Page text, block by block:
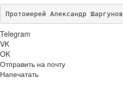
Протоиерей Александр Шаргунов
Telegram
VK
OK
Отправить на почту
Напечатать